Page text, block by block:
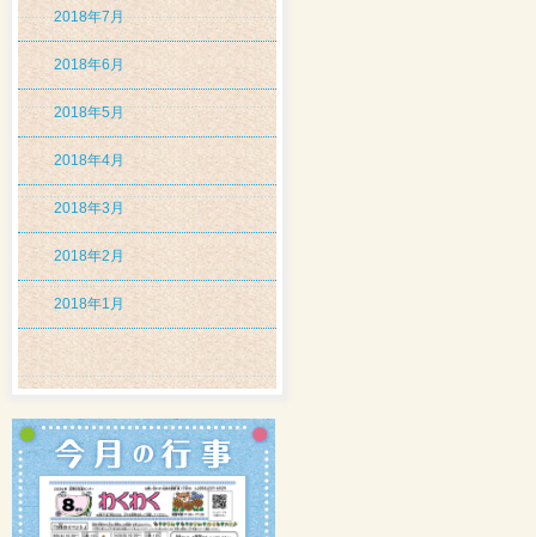
2018年7月
2018年6月
2018年5月
2018年4月
2018年3月
2018年2月
2018年1月